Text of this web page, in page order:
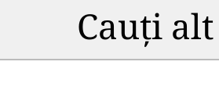
Cauți